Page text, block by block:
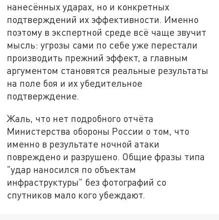
нанесённых ударах, но и конкретных
подтверждений их эффективности. Именно
поэтому в экспертной среде всё чаще звучит
мысль: угрозы сами по себе уже перестали
производить прежний эффект, а главным
аргументом становятся реальные результаты
на поле боя и их убедительное
подтверждение.
Жаль, что нет подробного отчёта
Министерства обороны России о том, что
именно в результате ночной атаки
повреждено и разрушено. Общие фразы типа
"удар наносился по объектам
инфраструктуры" без фотографий со
спутников мало кого убеждают.